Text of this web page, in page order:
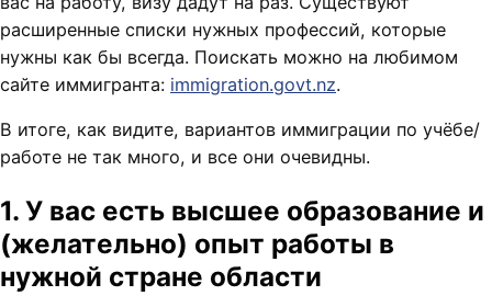
расширенные списки нужных профессий, которые
нужны как бы всегда. Поискать можно на любимом
сайте иммигранта: immigration.govt.nz.
В итоге, как видите, вариантов иммиграции по учёбе/
работе не так много, и все они очевидны.
1. У вас есть высшее образование и
(желательно) опыт работы в
нужной стране области